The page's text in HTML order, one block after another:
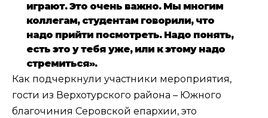
играют. Это очень важно. Мы многим
коллегам, студентам говорили, что
надо прийти посмотреть. Надо понять,
есть это у тебя уже, или к этому надо
стремиться».
Как подчеркнули участники мероприятия,
гости из Верхотурского района – Южного
благочиния Серовской епархии, это